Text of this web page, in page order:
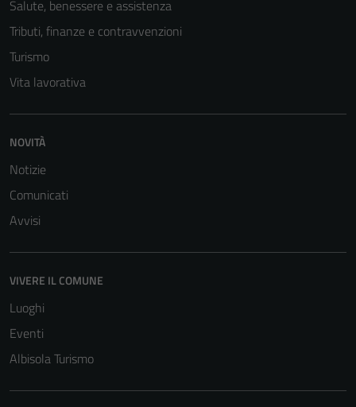
Salute, benessere e assistenza
Tributi, finanze e contravvenzioni
Turismo
Vita lavorativa
NOVITÀ
Notizie
Comunicati
Avvisi
VIVERE IL COMUNE
Luoghi
Eventi
Albisola Turismo